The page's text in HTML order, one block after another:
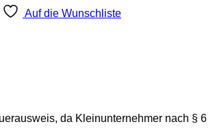
Auf die Wunschliste
da Kleinunternehmer nach § 6